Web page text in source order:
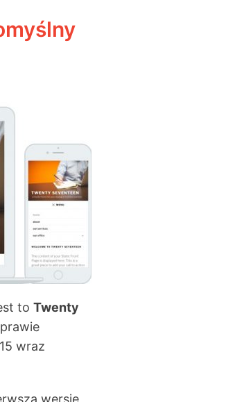
to Twenty
prawie
wraz
wersję